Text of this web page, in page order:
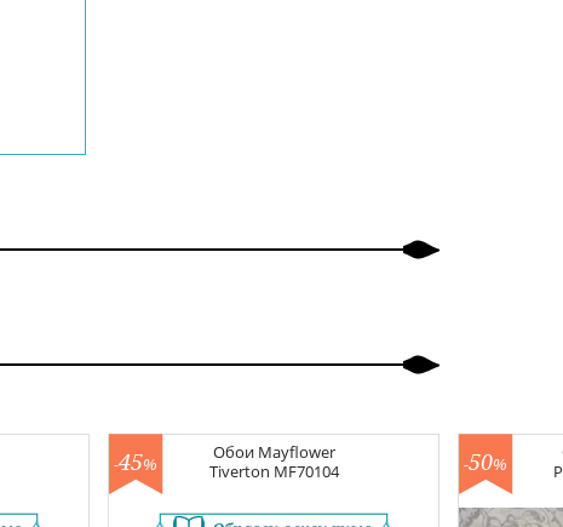
Обои Mayflower
Tiverton MF70104
-45% -50%